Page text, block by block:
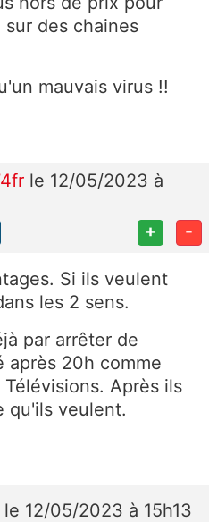
des chaines
mauvais virus !!
le 12/05/2023 à
+ -
Si ils veulent
les 2 sens.
par arrêter de
après 20h comme
Après ils
qu'ils veulent.
le 12/05/2023 à 15h13